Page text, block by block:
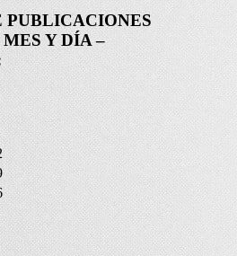
PUBLICACIONES
Y DÍA –